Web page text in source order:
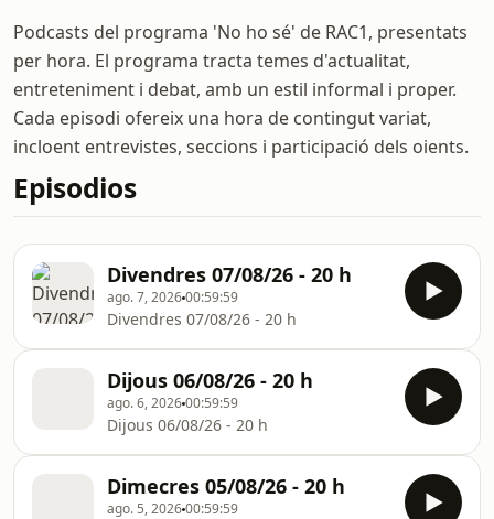
Podcasts del programa 'No ho sé' de RAC1, presentats
per hora. El programa tracta temes d'actualitat,
entreteniment i debat, amb un estil informal i proper.
Cada episodi ofereix una hora de contingut variat,
incloent entrevistes, seccions i participació dels oients.
Episodios
Divendres 07/08/26 - 20 h
ago. 7, 202600:59:59
Divendres 07/08/26 - 20 h
Dijous 06/08/26 - 20 h
ago. 6, 202600:59:59
Dijous 06/08/26 - 20 h
Dimecres 05/08/26 - 20 h
ago. 5, 202600:59:59